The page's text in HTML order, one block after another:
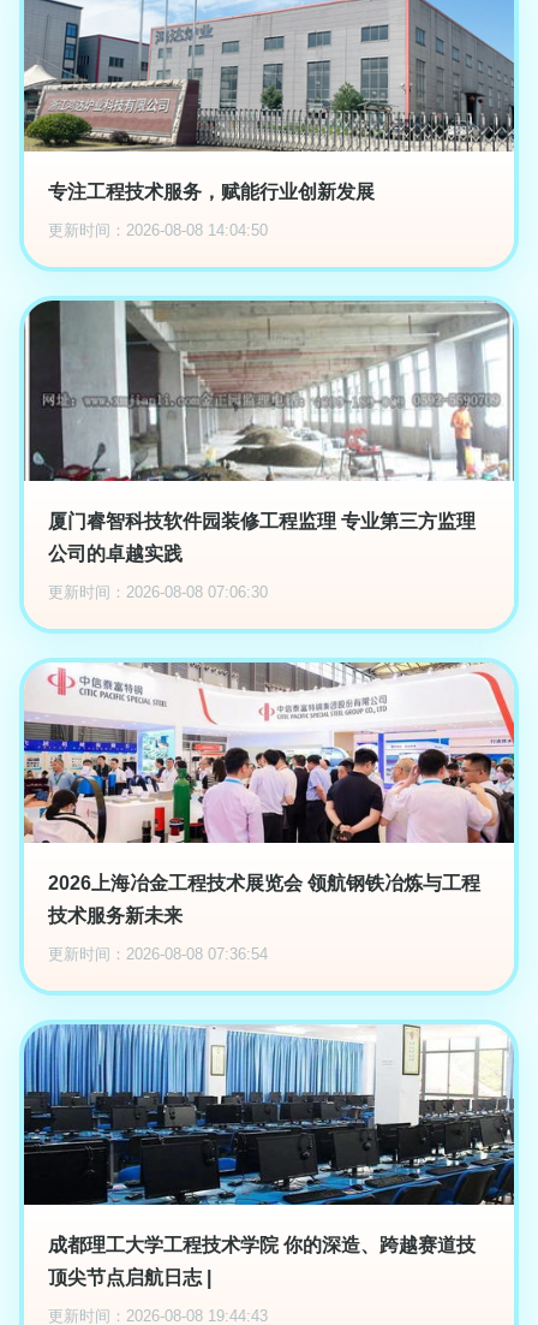
专注工程技术服务，赋能行业创新发展
更新时间：2026-08-08 14:04:50
厦门睿智科技软件园装修工程监理 专业第三方监理
公司的卓越实践
更新时间：2026-08-08 07:06:30
2026上海冶金工程技术展览会 领航钢铁冶炼与工程
技术服务新未来
更新时间：2026-08-08 07:36:54
成都理工大学工程技术学院 你的深造、跨越赛道技
顶尖节点启航日志 |
更新时间：2026-08-08 19:44:43